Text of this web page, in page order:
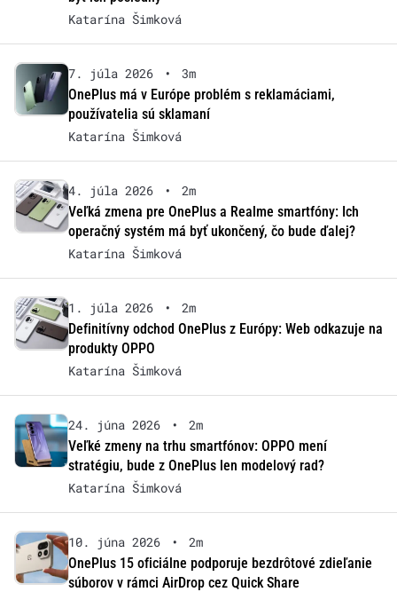
Katarína Šimková
7. júla 2026 •
3m
OnePlus má v Európe problém s reklamáciami,
používatelia sú sklamaní
Katarína Šimková
4. júla 2026 •
2m
Veľká zmena pre OnePlus a Realme smartfóny: Ich
operačný systém má byť ukončený, čo bude ďalej?
Katarína Šimková
1. júla 2026 •
2m
Definitívny odchod OnePlus z Európy: Web odkazuje na
produkty OPPO
Katarína Šimková
24. júna 2026 •
2m
Veľké zmeny na trhu smartfónov: OPPO mení
stratégiu, bude z OnePlus len modelový rad?
Katarína Šimková
10. júna 2026 •
2m
OnePlus 15 oficiálne podporuje bezdrôtové zdieľanie
súborov v rámci AirDrop cez Quick Share